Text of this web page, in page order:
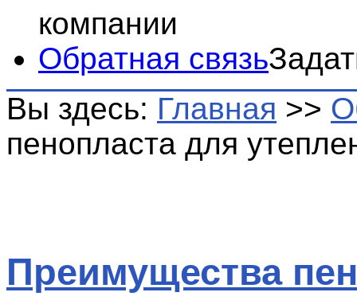
компании
Обратная связь
Вы здесь: Главная >>
пенопласта для
Преимущества